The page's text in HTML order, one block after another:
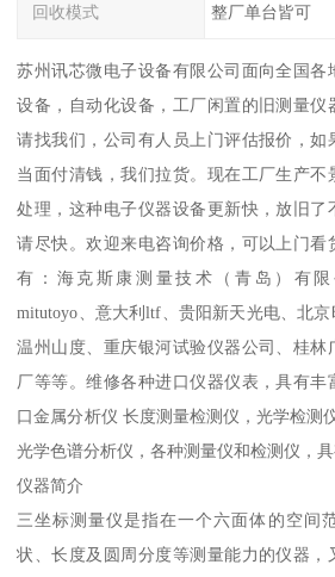
回收模式 整厂单台皆可
苏州讯芯微电子设备有限公司面向全国各
设备，自动化设备，工厂闲置的旧测量仪
请找我们，公司有人员上门评估报价，如
当面付清钱，我们拉货。现在工厂生产
处理，这种电子仪器设备更新快，放旧了
请尽快。欢迎来电咨询价格，可以上门看
有：海克斯康测量技术（青岛）有限
mitutoyo、意大利ltf、贵阳新天光电、北京
温州山度、重庆银河试验仪器公司、桂林
厂等等。维修各种进口仪器仪表，具有
口金属分析仪 长度测量检测仪，光学检测
光学色谱分析仪，各种测量仪和检测仪，具
仪器简介
三坐标测量仪是指在一个六面体的空间
状、长度及圆周分度等测量能力的仪器，